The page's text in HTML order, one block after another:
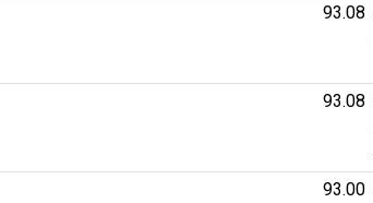
93.08
93.08
93.00